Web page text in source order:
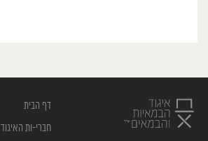
דף הבית
חברי-ות האיגוד